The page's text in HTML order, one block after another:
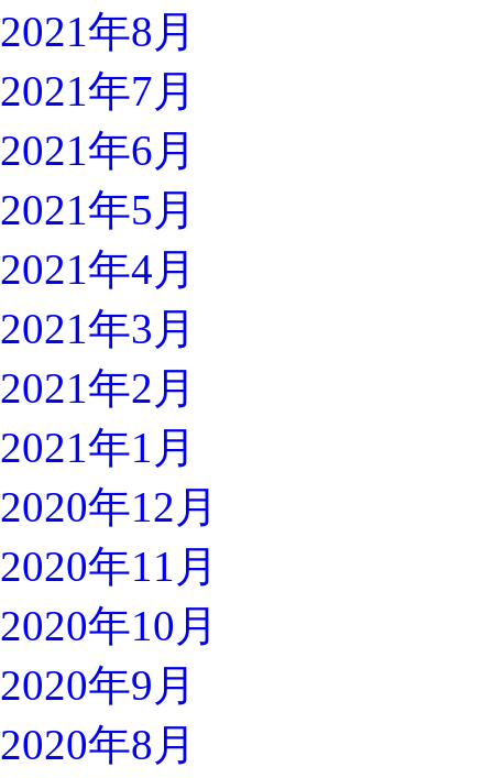
2021年8月
2021年7月
2021年6月
2021年5月
2021年4月
2021年3月
2021年2月
2021年1月
2020年12月
2020年11月
2020年10月
2020年9月
2020年8月